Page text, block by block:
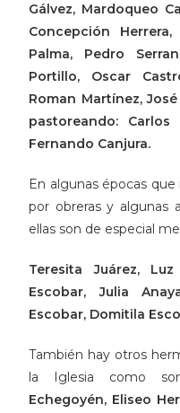
Gálvez, Mardoqueo
Concepción
Palma, Pedro
Portillo, Oscar
Roman Martínez,
pastoreando:
Fernando Canjura.
En algunas épocas
por obreras y algunas
ellas son de especial
Teresita Juárez,
Escobar, Julia
Escobar, Domitila
También hay otros
la Iglesia como
Echegoyén, Eliseo